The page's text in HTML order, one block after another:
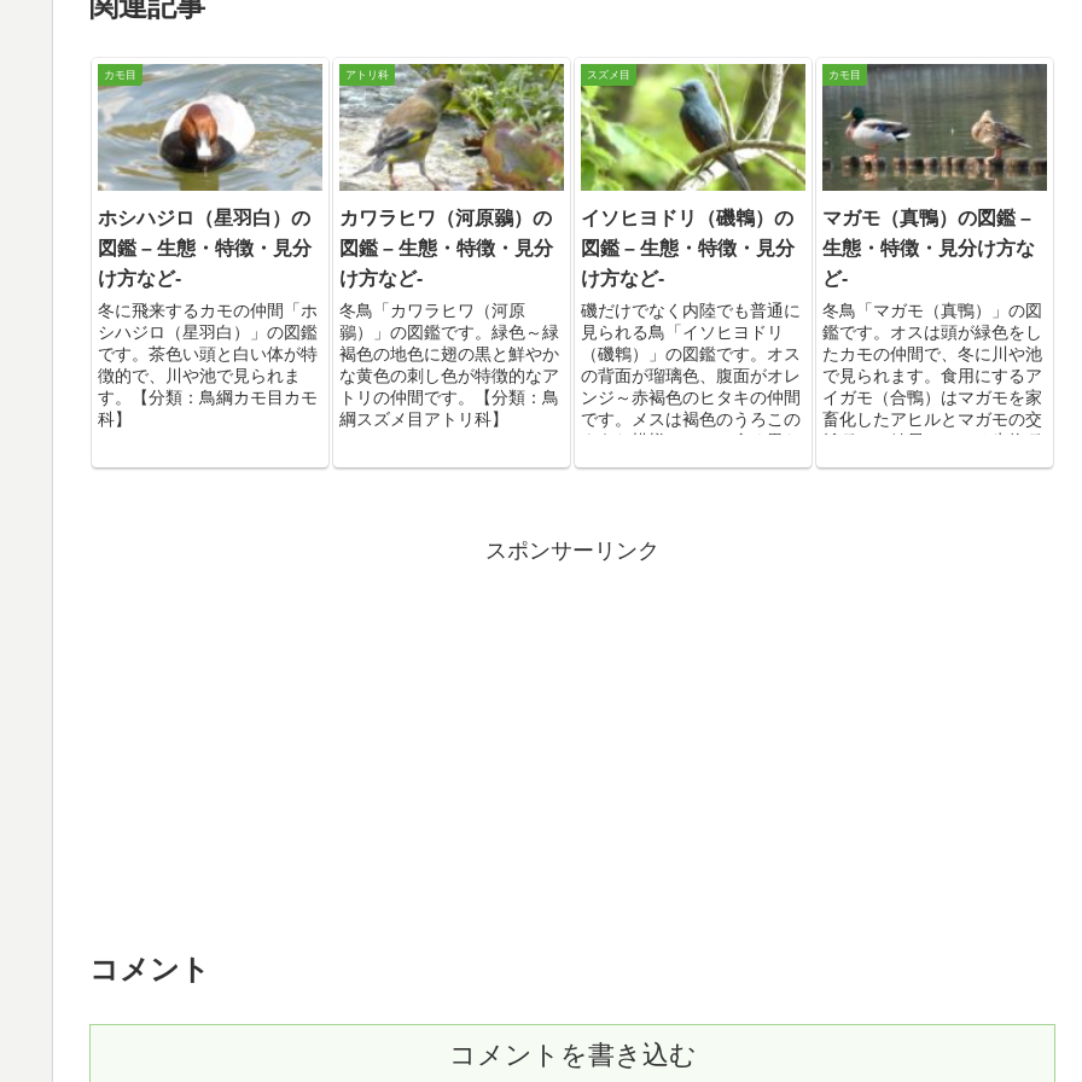
カモ目
ホシハジロ（星羽白）の
図鑑 – 生態・特徴・見分
け方など-
冬に飛来するカモの仲間「ホ
シハジロ（星羽白）」の図鑑
です。茶色い頭と白い体が特
徴的で、川や池で見られま
す。【分類：鳥綱カモ目カモ
科】
アトリ科
カワラヒワ（河原鶸）の
図鑑 – 生態・特徴・見分
け方など-
冬鳥「カワラヒワ（河原
鶸）」の図鑑です。緑色～緑
褐色の地色に翅の黒と鮮やか
な黄色の刺し色が特徴的なア
トリの仲間です。【分類：鳥
綱スズメ目アトリ科】
スズメ目
イソヒヨドリ（磯鵯）の
図鑑 – 生態・特徴・見分
け方など-
磯だけでなく内陸でも普通に
見られる鳥「イソヒヨドリ
（磯鵯）」の図鑑です。オス
の背面が瑠璃色、腹面がオレ
ンジ～赤褐色のヒタキの仲間
です。メスは褐色のうろこの
ような模様でオスと全く異な
カモ目
マガモ（真鴨）の図鑑 –
生態・特徴・見分け方な
ど-
冬鳥「マガモ（真鴨）」の図
鑑です。オスは頭が緑色をし
たカモの仲間で、冬に川や池
で見られます。食用にするア
イガモ（合鴨）はマガモを家
畜化したアヒルとマガモの交
雑種で、結局のところ生物種
スポンサーリンク
コメント
コメントを書き込む